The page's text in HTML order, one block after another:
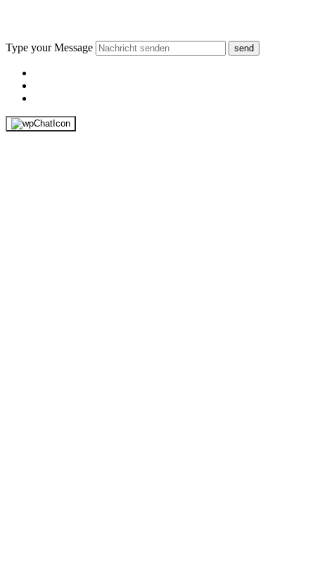
Type your Message send